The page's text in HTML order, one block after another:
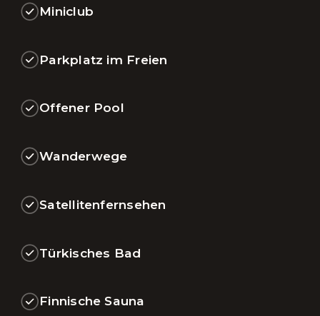
Miniclub
Parkplatz im Freien
Offener Pool
Wanderwege
Satellitenfernsehen
Türkisches Bad
Finnische Sauna